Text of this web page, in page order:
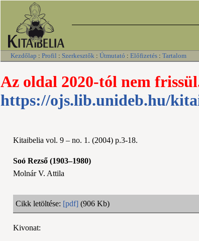
Kezdőlap : Profil : Szerkesztők : Útmutató : Előfizetés : Tartalom
Az oldal 2020-tól nem
https://ojs.lib.unideb.hu/
Kitaibelia vol. 9 – no. 1. (2004) p.3-18.
Soó Rezső (1903–1980)
Molnár V. Attila
Cikk letöltése: [pdf] (906 Kb)
Kivonat: